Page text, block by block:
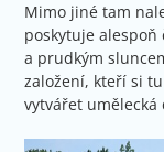
Mimo jiné tam
poskytuje
a prudkým
založení, kteří si
vytvářet umělecká